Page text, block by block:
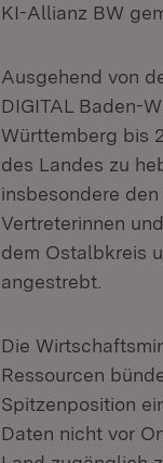
KI-Allianz BW
Ausgehend von
DIGITAL Baden-
Württemberg bis
des Landes zu
insbesondere
Vertreterinnen
dem Ostalbkreis
angestrebt.
Die
Ressourcen
Spitzenposition
Daten nicht vor